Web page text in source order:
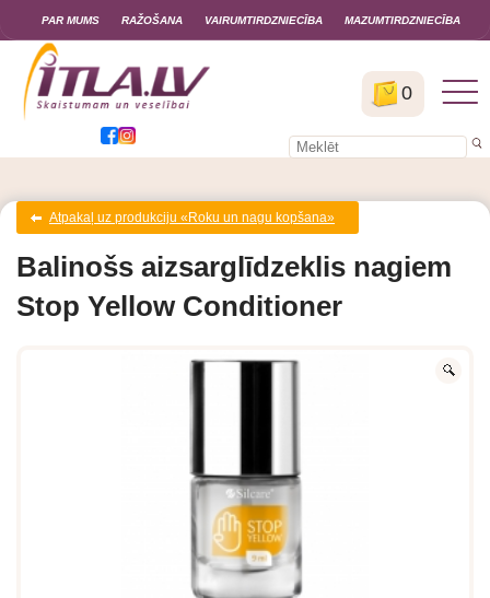
0
PAR MUMS RAŽOŠANA VAIRUMTIRDZNIECĪBA MAZUMTIRDZNIECĪBA
Atpakaļ uz produkciju «Roku un nagu kopšana»
Balinošs aizsarglīdzeklis nagiem
Stop Yellow Conditioner